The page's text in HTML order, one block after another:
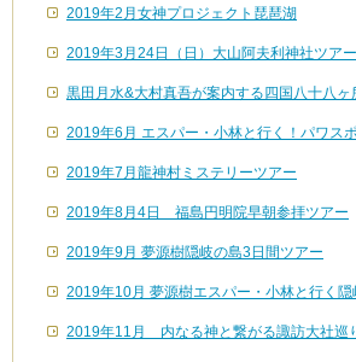
2019年2月女神プロジェクト琵琶湖
2019年3月24日（日）大山阿夫利神社ツアー
黒田月水&大村真吾が案内する四国八十八ヶ
2019年6月 エスパー・小林と行く！パワス
2019年7月龍神村ミステリーツアー
2019年8月4日 福島円明院早朝参拝ツアー
2019年9月 夢源樹隠岐の島3日間ツアー
2019年10月 夢源樹エスパー・小林と行く
2019年11月 内なる神と繋がる諏訪大社巡